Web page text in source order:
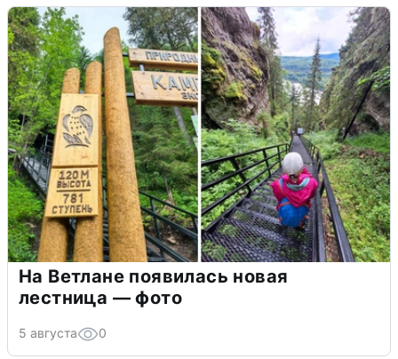
На Ветлане появилась новая
лестница — фото
5 августа 0